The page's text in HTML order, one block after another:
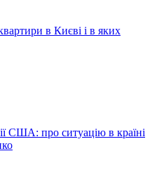
в Києві і в яких
США: про ситуацію в країні